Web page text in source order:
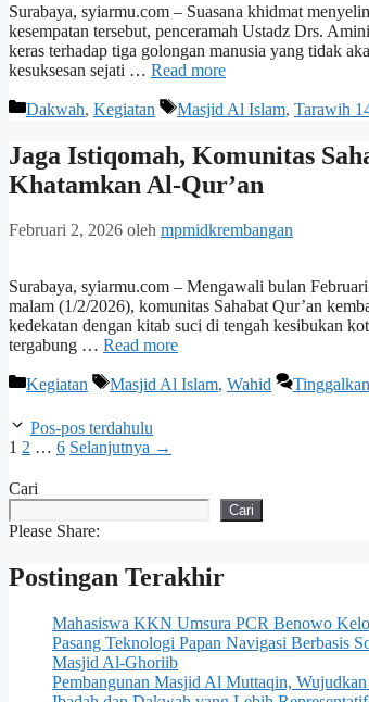
Surabaya, syiarmu.com – Suasana khidmat
kesempatan tersebut, penceramah Ustadz Drs.
keras terhadap tiga golongan manusia yang tidak
kesuksesan sejati … Read more
Kategori
Dakwah, Kegiatan Tag
Masjid Al Islam, Tarawih
Jaga Istiqomah, Komunitas
Khatamkan Al-Qur’an
Februari 2, 2026 oleh mpmidkrembangan
Surabaya, syiarmu.com – Mengawali bulan
malam (1/2/2026), komunitas Sahabat Qur’an
kedekatan dengan kitab suci di tengah kesibukan
tergabung … Read more
Kategori
Kegiatan Tag
Masjid Al Islam, Wahid
Pos-pos terdahulu
Halaman
1 Halaman
2 … Halaman
6 Selanjutnya →
Cari
Cari
Please Share:
Postingan Terakhir
Mahasiswa KKN Umsura PCR Benowo
Pasang Teknologi Papan Navigasi Berbasis
Masjid Al-Ghoriib
Pembangunan Masjid Al Muttaqin, Wujudkan